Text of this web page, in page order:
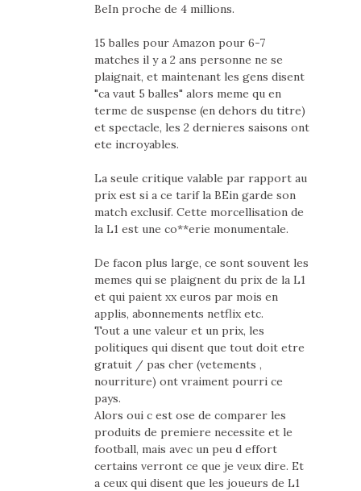
BeIn proche de 4 millions.
15 balles pour Amazon pour 6-7
matches il y a 2 ans personne ne se
plaignait, et maintenant les gens disent
"ca vaut 5 balles" alors meme qu en
terme de suspense (en dehors du titre)
et spectacle, les 2 dernieres saisons ont
ete incroyables.
La seule critique valable par rapport au
prix est si a ce tarif la BEin garde son
match exclusif. Cette morcellisation de
la L1 est une co**erie monumentale.
De facon plus large, ce sont souvent les
memes qui se plaignent du prix de la L1
et qui paient xx euros par mois en
applis, abonnements netflix etc.
Tout a une valeur et un prix, les
politiques qui disent que tout doit etre
gratuit / pas cher (vetements ,
nourriture) ont vraiment pourri ce
pays.
Alors oui c est ose de comparer les
produits de premiere necessite et le
football, mais avec un peu d effort
certains verront ce que je veux dire. Et
a ceux qui disent que les joueurs de L1